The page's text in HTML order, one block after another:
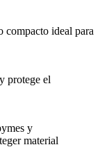
compacto ideal para
protege el
y
material